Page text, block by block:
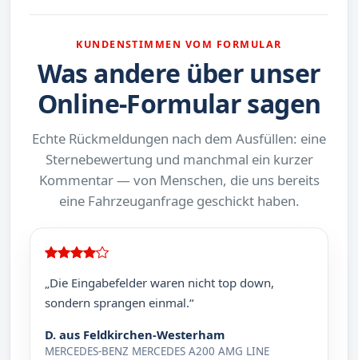
KUNDENSTIMMEN VOM FORMULAR
Was andere über unser
Online-Formular sagen
Echte Rückmeldungen nach dem Ausfüllen: eine
Sternebewertung und manchmal ein kurzer
Kommentar — von Menschen, die uns bereits
eine Fahrzeuganfrage geschickt haben.
„Die Eingabefelder waren nicht top down,
sondern sprangen einmal.“
D. aus Feldkirchen-Westerham
MERCEDES-BENZ MERCEDES A200 AMG LINE